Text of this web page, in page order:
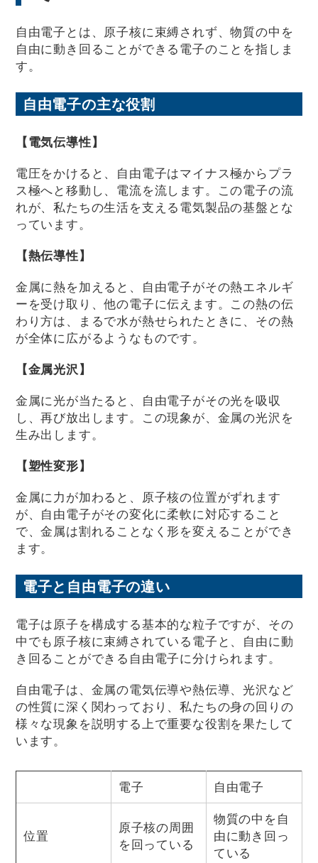
自由電子とは、原子核に束縛されず、物質の中を
自由に動き回ることができる電子のことを指しま
す。
自由電子の主な役割
【電気伝導性】
電圧をかけると、自由電子はマイナス極からプラ
ス極へと移動し、電流を流します。この電子の流
れが、私たちの生活を支える電気製品の基盤とな
っています。
【熱伝導性】
金属に熱を加えると、自由電子がその熱エネルギ
ーを受け取り、他の電子に伝えます。この熱の伝
わり方は、まるで水が熱せられたときに、その熱
が全体に広がるようなものです。
【金属光沢】
金属に光が当たると、自由電子がその光を吸収
し、再び放出します。この現象が、金属の光沢を
生み出します。
【塑性変形】
金属に力が加わると、原子核の位置がずれます
が、自由電子がその変化に柔軟に対応すること
で、金属は割れることなく形を変えることができ
ます。
電子と自由電子の違い
電子は原子を構成する基本的な粒子ですが、その
中でも原子核に束縛されている電子と、自由に動
き回ることができる自由電子に分けられます。
自由電子は、金属の電気伝導や熱伝導、光沢など
の性質に深く関わっており、私たちの身の回りの
様々な現象を説明する上で重要な役割を果たして
います。
電子 自由電子
位置
原子核の周囲
を回っている
物質の中を自
由に動き回っ
ている